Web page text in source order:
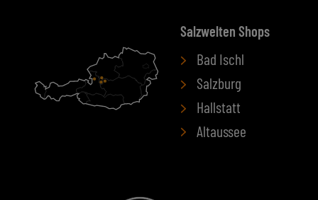
Salzwelten Shops
Bad Ischl
Salzburg
Hallstatt
Altaussee